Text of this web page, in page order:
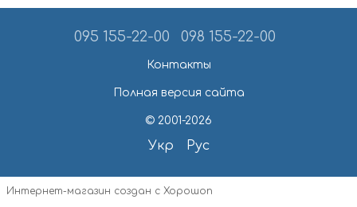
095 155-22-00 098 155-22-00
Контакты
Полная версия сайта
© 2001-2026
Укр Рус
Интернет-магазин создан с Хорошоп